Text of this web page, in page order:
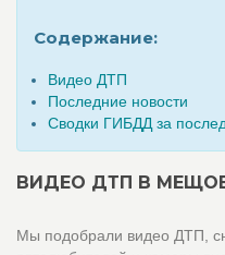
Содержание:
Видео ДТП
Последние новости
Сводки ГИБДД за
ВИДЕО ДТП В
Мы подобрали видео ДТП,